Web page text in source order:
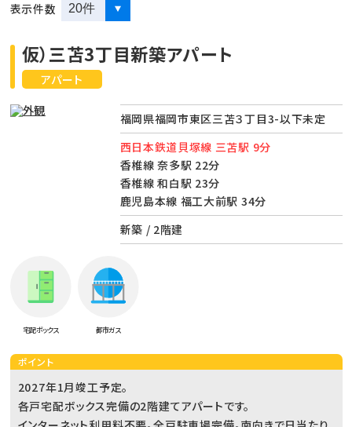
表示件数
アパート
仮）三苫3丁目新築アパート
福岡県福岡市東区三苫３丁目3-以下未定
西日本鉄道貝塚線 三苫駅 9分
香椎線 奈多駅 22分
香椎線 和白駅 23分
鹿児島本線 福工大前駅 34分
新築 / 2階建
宅配ボックス 都市ガス
ポイント
2027年1月竣工予定。
各戸宅配ボックス完備の2階建てアパートです。